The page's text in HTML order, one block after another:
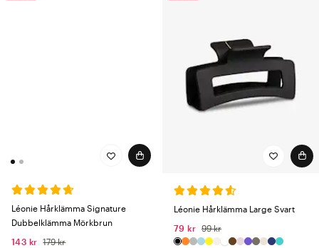
Léonie Hårklämma Signature
Dubbelklämma Mörkbrun
143 kr
179 kr
Léonie Hårklämma Large Svart
79 kr 99 kr